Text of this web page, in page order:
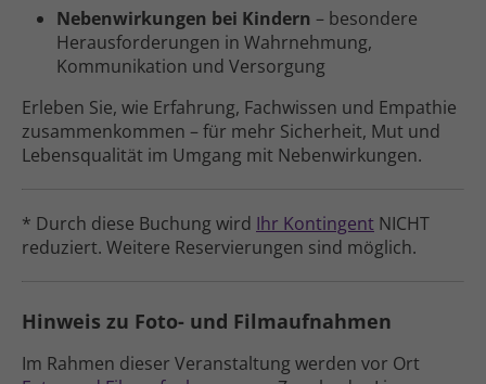
Nebenwirkungen bei Kindern – besondere
Heraus­forderungen in Wahr­nehmung,
Kommunikation und Versorgung
Erleben Sie, wie Erfahrung, Fachwissen und Empathie
zusammen­­kommen – für mehr Sicherheit, Mut und
Lebens­­­qualität im Umgang mit Nebenwirkungen.
* Durch diese Buchung wird Ihr Kontingent NICHT
reduziert. Weitere Reser­vierungen sind möglich.
Hinweis zu Foto- und Filmaufnahmen
Im Rahmen dieser Veranstaltung werden vor Ort